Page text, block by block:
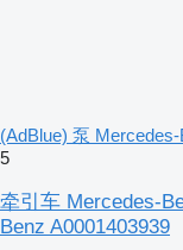
(AdBlue) 泵
5
牵引车 Mercedes-
Benz A0001403939